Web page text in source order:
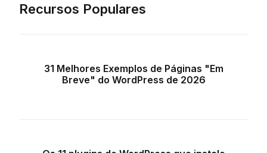
Recursos Populares
31 Melhores Exemplos de Páginas "Em
Breve" do WordPress de 2026